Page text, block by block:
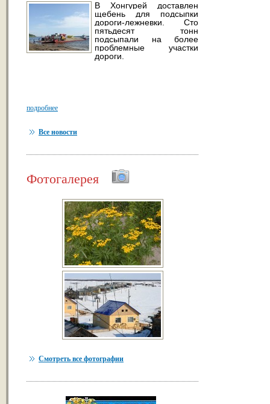
В Хонгурей доставлен
щебень для подсыпки
дороги-лежневки. Сто
пятьдесят тонн
подсыпали на более
проблемные участки
дороги.
подробнее
Все новости
Фотогалерея
Смотреть все фотографии